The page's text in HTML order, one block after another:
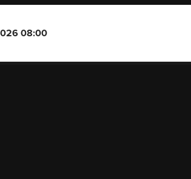
08:00